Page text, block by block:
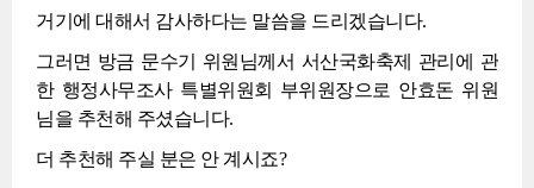
거기에 대해서 감사하다는 말씀을 드리겠습니다.
그러면 방금 문수기 위원님께서 서산국화축제 관리에 관
한 행정사무조사 특별위원회 부위원장으로 안효돈 위원
님을 추천해 주셨습니다.
더 추천해 주실 분은 안 계시죠?